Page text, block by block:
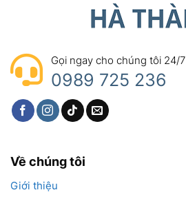
Gọi ngay cho chúng tôi 24/7
0989 725 236
Về chúng tôi
Giới thiệu